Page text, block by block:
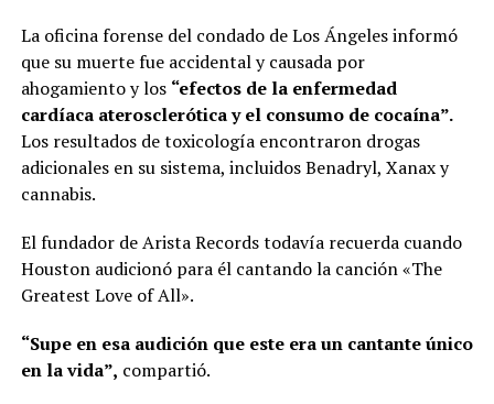
La oficina forense del condado de Los Ángeles informó
que su muerte fue accidental y causada por
ahogamiento y los “efectos de la enfermedad
cardíaca aterosclerótica y el consumo de cocaína”.
Los resultados de toxicología encontraron drogas
adicionales en su sistema, incluidos Benadryl, Xanax y
cannabis.
El fundador de Arista Records todavía recuerda cuando
Houston audicionó para él cantando la canción «The
Greatest Love of All».
“Supe en esa audición que este era un cantante único
en la vida”, compartió.